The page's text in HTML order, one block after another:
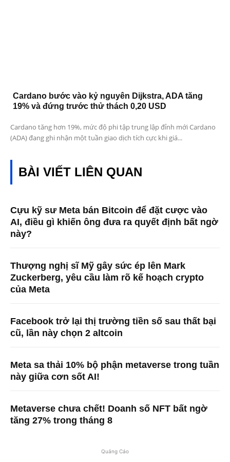
Cardano bước vào kỷ nguyên Dijkstra, ADA tăng
19% và đứng trước thử thách 0,20 USD
Cardano tăng hơn 19%, mức độ phi tập trung lập đỉnh mới Cardano
(ADA) đang ghi nhận một tuần giao dịch tích cực khi giá...
BÀI VIẾT LIÊN QUAN
Cựu kỹ sư Meta bán Bitcoin để đặt cược vào
AI, điều gì khiến ông đưa ra quyết định bất ngờ
này?
Thượng nghị sĩ Mỹ gây sức ép lên Mark
Zuckerberg, yêu cầu làm rõ kế hoạch crypto
của Meta
Facebook trở lại thị trường tiền số sau thất bại
cũ, lần này chọn 2 altcoin
Meta sa thải 10% bộ phận metaverse trong tuần
này giữa cơn sốt AI!
Metaverse chưa chết! Doanh số NFT bất ngờ
tăng 27% trong tháng 8
Quảng Cáo